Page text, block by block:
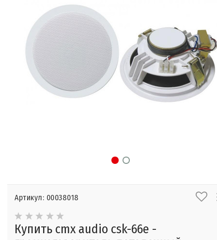
Артикул: 00038018
Купить cmx audio csk-66e -